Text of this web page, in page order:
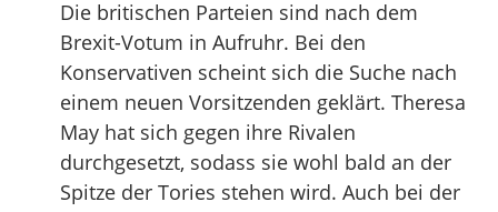
Die britischen Parteien sind nach dem
Brexit-Votum in Aufruhr. Bei den
Konservativen scheint sich die Suche nach
einem neuen Vorsitzenden geklärt. Theresa
May hat sich gegen ihre Rivalen
durchgesetzt, sodass sie wohl bald an der
Spitze der Tories stehen wird. Auch bei der